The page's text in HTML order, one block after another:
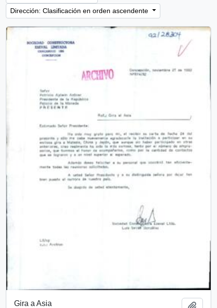
Dirección: Clasificación en orden ascendente
Gira a Asia